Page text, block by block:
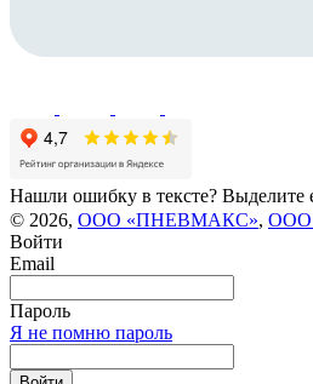
Нашли ошибку в тексте? Выделите
© 2026, ООО «ПНЕВМАКС»,
Войти
Email
Пароль
Я не помню пароль